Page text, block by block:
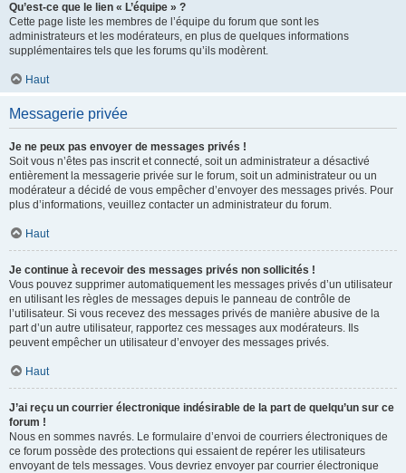
Qu’est-ce que le lien « L’équipe » ?
Cette page liste les membres de l’équipe du forum que sont les
administrateurs et les modérateurs, en plus de quelques informations
supplémentaires tels que les forums qu’ils modèrent.
Haut
Messagerie privée
Je ne peux pas envoyer de messages privés !
Soit vous n’êtes pas inscrit et connecté, soit un administrateur a désactivé
entièrement la messagerie privée sur le forum, soit un administrateur ou un
modérateur a décidé de vous empêcher d’envoyer des messages privés. Pour
plus d’informations, veuillez contacter un administrateur du forum.
Haut
Je continue à recevoir des messages privés non sollicités !
Vous pouvez supprimer automatiquement les messages privés d’un utilisateur
en utilisant les règles de messages depuis le panneau de contrôle de
l’utilisateur. Si vous recevez des messages privés de manière abusive de la
part d’un autre utilisateur, rapportez ces messages aux modérateurs. Ils
peuvent empêcher un utilisateur d’envoyer des messages privés.
Haut
J’ai reçu un courrier électronique indésirable de la part de quelqu’un sur ce
forum !
Nous en sommes navrés. Le formulaire d’envoi de courriers électroniques de
ce forum possède des protections qui essaient de repérer les utilisateurs
envoyant de tels messages. Vous devriez envoyer par courrier électronique